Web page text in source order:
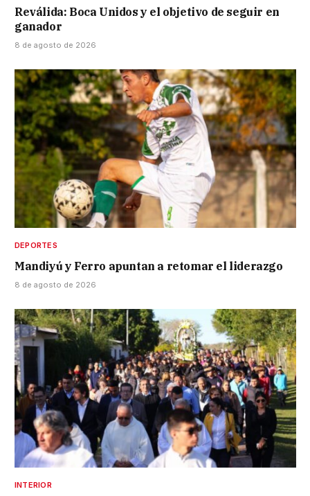
Reválida: Boca Unidos y el objetivo de seguir en
ganador
8 de agosto de 2026
DEPORTES
Mandiyú y Ferro apuntan a retomar el liderazgo
8 de agosto de 2026
INTERIOR